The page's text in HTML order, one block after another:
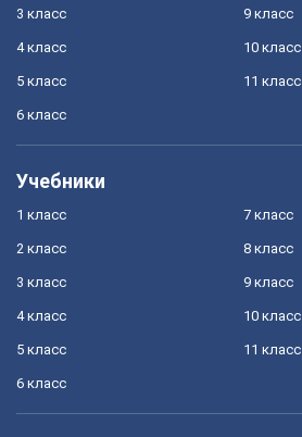
3 класс
4 класс
5 класс
6 класс
9 класс
10 класс
11 класс
Учебники
1 класс
2 класс
3 класс
4 класс
5 класс
6 класс
7 класс
8 класс
9 класс
10 класс
11 класс